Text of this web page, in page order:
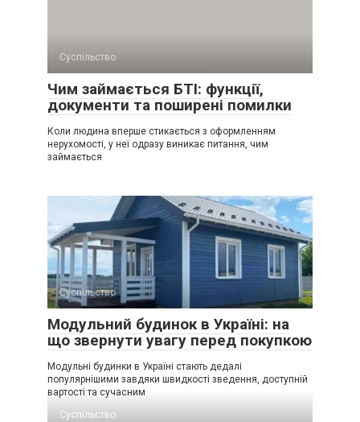
Суспільство
Чим займається БТІ: функції,
документи та поширені помилки
Коли людина вперше стикається з оформленням
нерухомості, у неї одразу виникає питання, чим
займається
Суспільство
Модульний будинок в Україні: на
що звернути увагу перед покупкою
Модульні будинки в Україні стають дедалі
популярнішими завдяки швидкості зведення, доступній
вартості та сучасним
Суспільство